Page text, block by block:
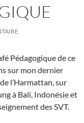
Pédagogique de ce
sur mon dernier
l’Harmattan, sur
à Bali, Indonésie et
des SVT.